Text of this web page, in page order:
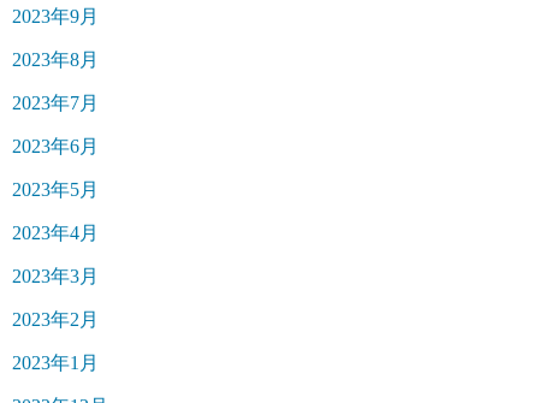
2023年9月
2023年8月
2023年7月
2023年6月
2023年5月
2023年4月
2023年3月
2023年2月
2023年1月